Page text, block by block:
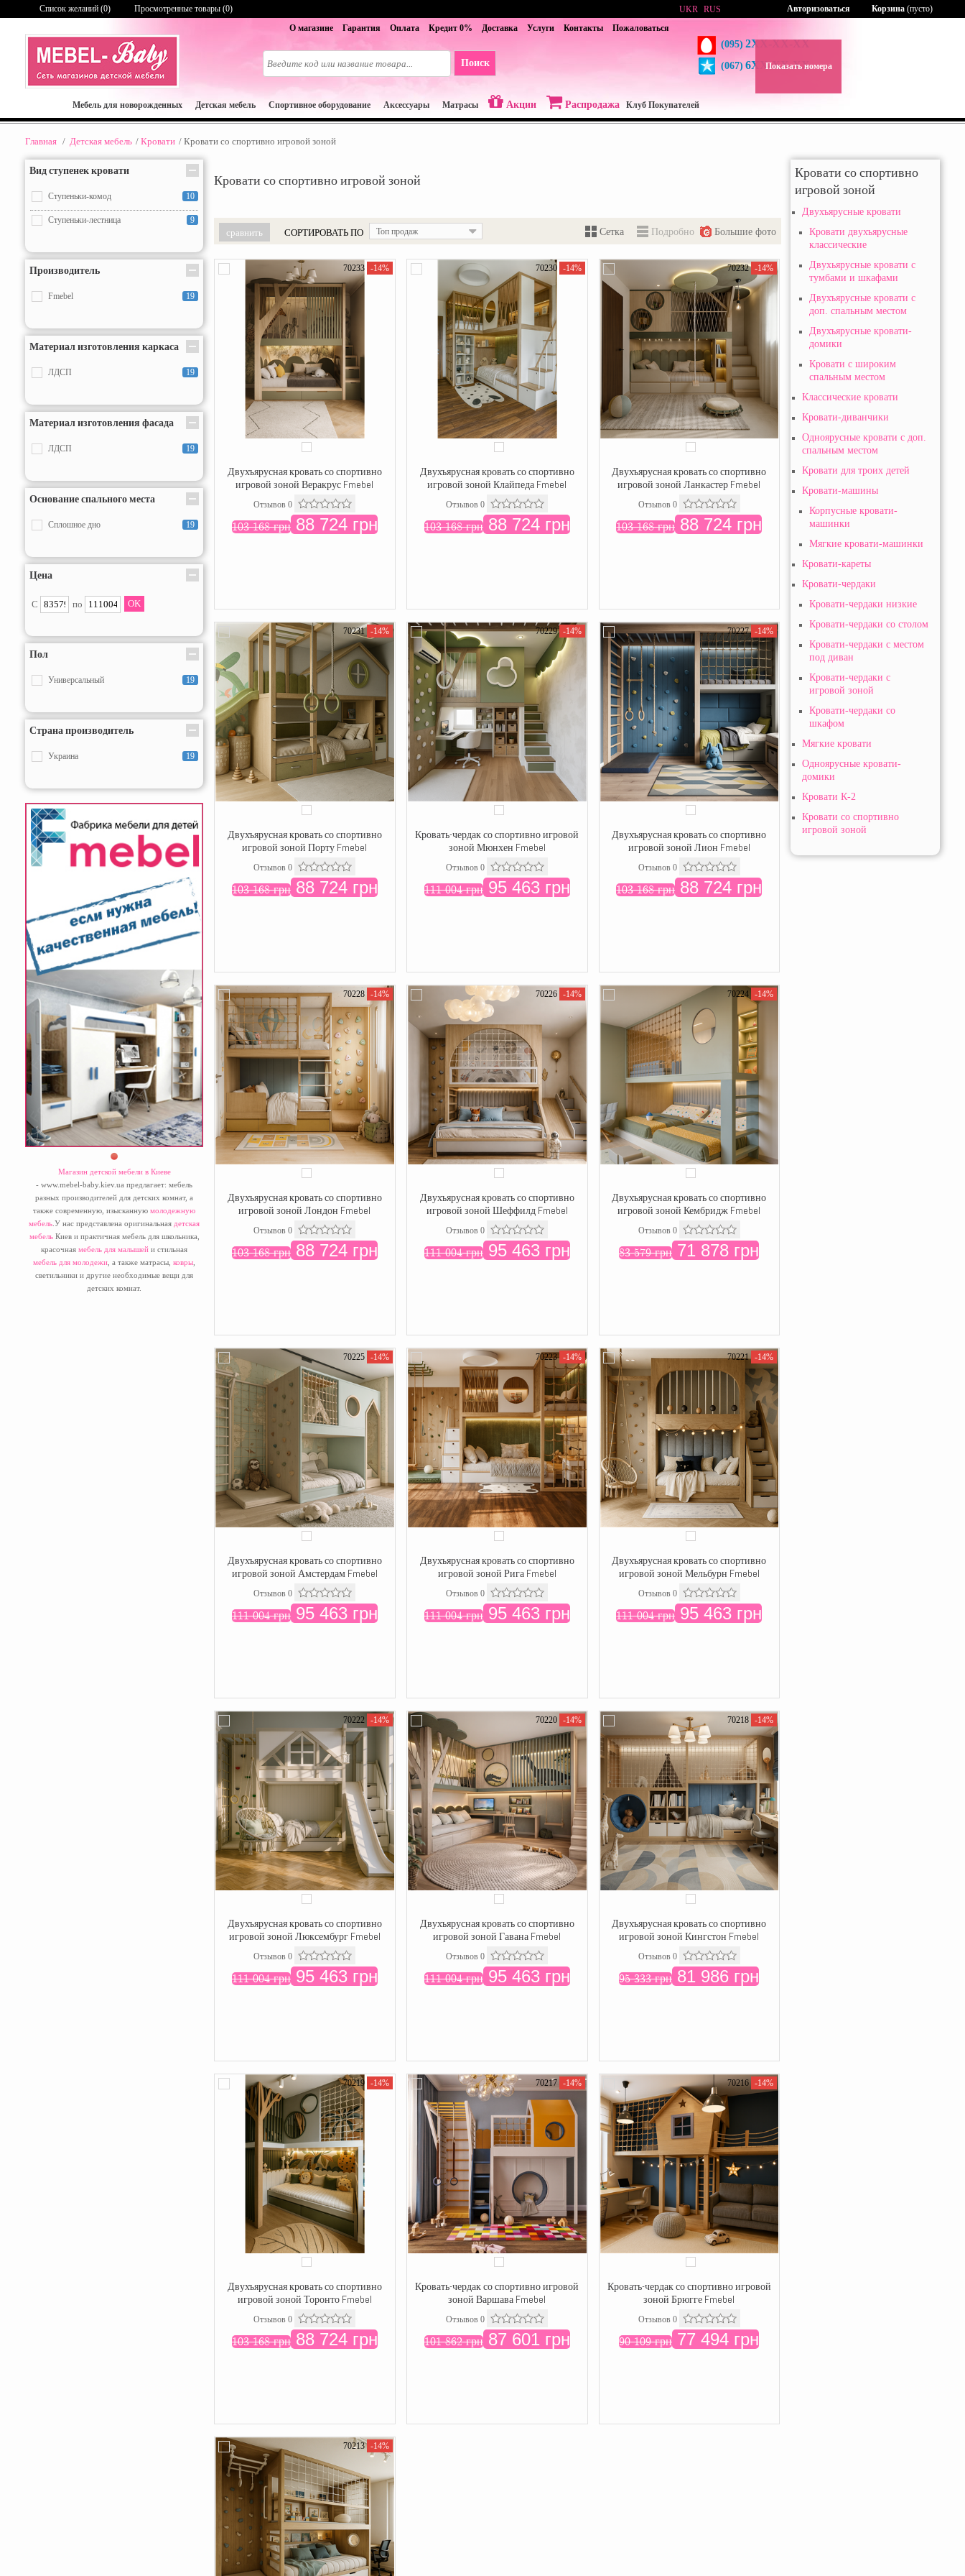
О магазине Гарантия Оплата Кредит 0% Доставка Услуги Контакты Пожаловаться
(095) 2XX-XX-XX
(067) 6XX-XX-XX
Показать номера
UKR RUS
Список желаний (0) Просмотренные товары (0) Корзина (пусто)
Авторизоваться
Мебель для новорожденных Детская мебель Спортивное оборудование Аксессуары Матрасы Акции Распродажа Клуб Покупателей
Главная / Детская мебель / Кровати / Кровати со спортивно игровой зоной
Вид ступенек кровати
Ступеньки-комод 10
Ступеньки-лестница 9
Производитель
Fmebel 19
Материал изготовления каркаса
ЛДСП 19
Материал изготовления фасада
ЛДСП 19
Основание спального места
Сплошное дно 19
Цена
С по
Пол
Универсальный 19
Страна производитель
Украина 19
Магазин детской мебели в Киеве
- www.mebel-baby.kiev.ua предлагает: мебель
разных производителей для детских комнат, а
также современную, изысканную молодежную
мебель .У нас представлена оригинальная детская
мебельКиев и практичная мебель для школьника,
красочная мебель для малышей и стильная
мебель для молодежи , а также матрасы, ковры
светильники и другие необходимые вещи для
детских комнат.
Кровати со спортивно игровой зоной
СОРТИРОВАТЬ ПО Топ продаж Сетка Подробно Большие фото
70233 -14%
Двухъярусная кровать со спортивно
игровой зоной Веракрус Fmebel
Отзывов 0
103 168 грн88 724 грн
70230 -14%
Двухъярусная кровать со спортивно
игровой зоной Клайпеда Fmebel
Отзывов 0
103 168 грн88 724 грн
70232 -14%
Двухъярусная кровать со спортивно
игровой зоной Ланкастер Fmebel
Отзывов 0
103 168 грн88 724 грн
70231 -14%
Двухъярусная кровать со спортивно
игровой зоной Порту Fmebel
Отзывов 0
103 168 грн88 724 грн
70229 -14%
Кровать-чердак со спортивно игровой
зоной Мюнхен Fmebel
Отзывов 0
111 004 грн95 463 грн
70227 -14%
Двухъярусная кровать со спортивно
игровой зоной Лион Fmebel
Отзывов 0
103 168 грн88 724 грн
70228 -14%
Двухъярусная кровать со спортивно
игровой зоной Лондон Fmebel
Отзывов 0
103 168 грн88 724 грн
70226 -14%
Двухъярусная кровать со спортивно
игровой зоной Шеффилд Fmebel
Отзывов 0
111 004 грн95 463 грн
70224 -14%
Двухъярусная кровать со спортивно
игровой зоной Кембридж Fmebel
Отзывов 0
83 579 грн71 878 грн
70225 -14%
Двухъярусная кровать со спортивно
игровой зоной Амстердам Fmebel
Отзывов 0
111 004 грн95 463 грн
70223 -14%
Двухъярусная кровать со спортивно
игровой зоной Рига Fmebel
Отзывов 0
111 004 грн95 463 грн
70221 -14%
Двухъярусная кровать со спортивно
игровой зоной Мельбурн Fmebel
Отзывов 0
111 004 грн95 463 грн
70222 -14%
Двухъярусная кровать со спортивно
игровой зоной Люксембург Fmebel
Отзывов 0
111 004 грн95 463 грн
70220 -14%
Двухъярусная кровать со спортивно
игровой зоной Гавана Fmebel
Отзывов 0
111 004 грн95 463 грн
70218 -14%
Двухъярусная кровать со спортивно
игровой зоной Кингстон Fmebel
Отзывов 0
95 333 грн81 986 грн
70219 -14%
Двухъярусная кровать со спортивно
игровой зоной Торонто Fmebel
Отзывов 0
103 168 грн88 724 грн
70217 -14%
Кровать-чердак со спортивно игровой
зоной Варшава Fmebel
Отзывов 0
101 862 грн87 601 грн
70216 -14%
Кровать-чердак со спортивно игровой
зоной Брюгге Fmebel
Отзывов 0
90 109 грн77 494 грн
70213 -14%
Кровати со спортивно
игровой зоной
Двухъярусные кровати
Кровати двухъярусные
классические
Двухьярусные кровати с
тумбами и шкафами
Двухъярусные кровати с
доп. спальным местом
Двухъярусные кровати-
домики
Кровати с широким
спальным местом
Классические кровати
Кровати-диванчики
Одноярусные кровати с доп.
спальным местом
Кровати для троих детей
Кровати-машины
Корпусные кровати-
машинки
Мягкие кровати-машинки
Кровати-кареты
Кровати-чердаки
Кровати-чердаки низкие
Кровати-чердаки со столом
Кровати-чердаки с местом
под диван
Кровати-чердаки с
игровой зоной
Кровати-чердаки со
шкафом
Мягкие кровати
Одноярусные кровати-
домики
Кровати К-2
Кровати со спортивно
игровой зоной